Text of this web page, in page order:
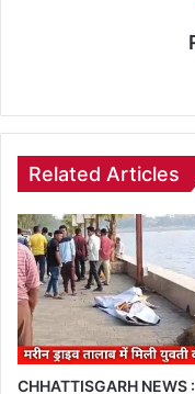
Related Articles
CHHATTISGARH NEWS :